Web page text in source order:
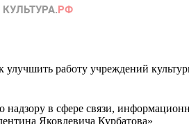
работу учреждений
в сфере связи,
Яковлевича Курбатова»